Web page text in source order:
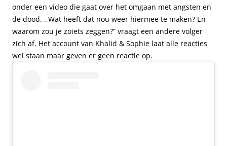
onder een video die gaat over het omgaan met angsten en
de dood. ,,Wat heeft dat nou weer hiermee te maken? En
waarom zou je zoiets zeggen?” vraagt een andere volger
zich af. Het account van Khalid & Sophie laat alle reacties
wel staan maar geven er geen reactie op.